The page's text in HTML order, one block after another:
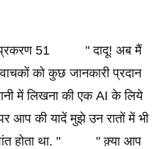
51 " दादू! अब मैं
को कुछ जानकारी प्रदान
में लिखना की एक AI के लिये
आप की यादें मुझे उन रातों में भी
शांत होता था. " " क़्या आप